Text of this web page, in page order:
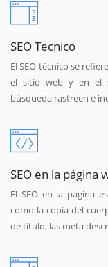
SEO Tecnico
El SEO técnico se
el sitio web y en el
búsqueda rastreen e
SEO en la página
El SEO en la página
como la copia del
de título, las meta